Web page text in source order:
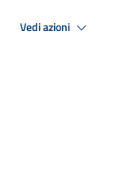
Vedi azioni